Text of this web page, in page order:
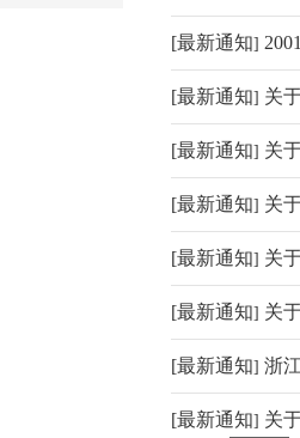
[最新通知]
[最新通知] 关
[最新通知] 关
[最新通知] 关
[最新通知] 关
[最新通知] 关
[最新通知] 浙
[最新通知] 关